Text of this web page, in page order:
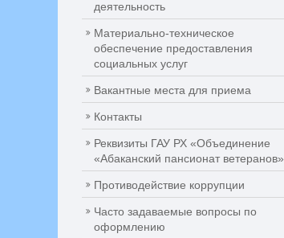
деятельность
Материально-техническое
обеспечение предоставления
социальных услуг
Вакантные места для приема
Контакты
Реквизиты ГАУ РХ «Объединение
«Абаканский пансионат ветеранов»
Противодействие коррупции
Часто задаваемые вопросы по
оформлению